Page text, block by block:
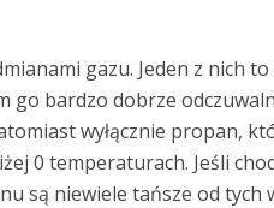
gazu. Jeden z nich
go bardzo dobrze
wyłącznie propan,
0 temperaturach. Jeśli
są niewiele tańsze od tych